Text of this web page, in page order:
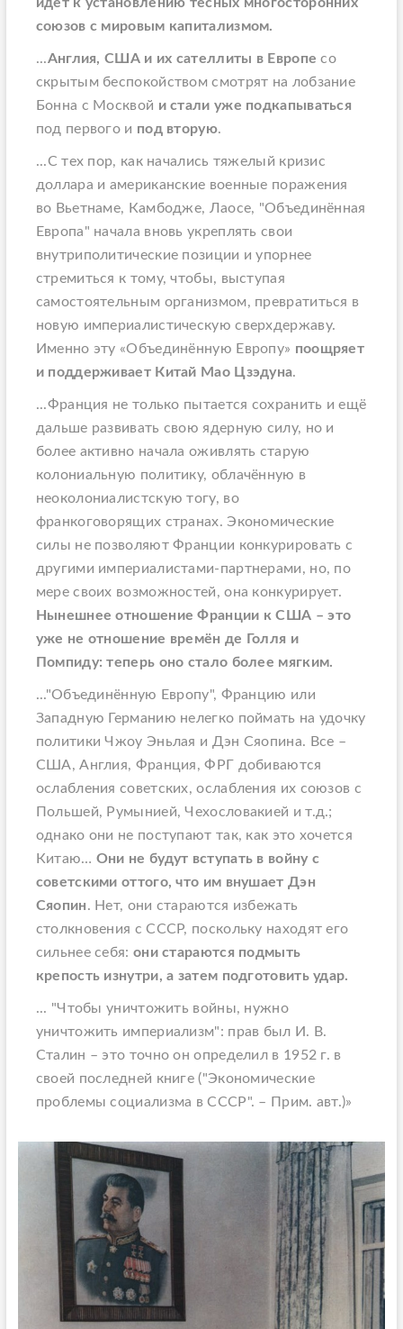
союзов с мировым капитализмом.
...Англия, США и их сателлиты в Европе со
скрытым беспокойством смотрят на лобзание
Бонна с Москвой и стали уже подкапываться
под первого и под вторую.
...С тех пор, как начались тяжелый кризис
доллара и американские военные поражения
во Вьетнаме, Камбодже, Лаосе, "Объединённая
Европа" начала вновь укреплять свои
внутриполитические позиции и упорнее
стремиться к тому, чтобы, выступая
самостоятельным организмом, превратиться в
новую империалистическую сверхдержаву.
Именно эту «Объединённую Европу» поощряет
и поддерживает Китай Мао Цзэдуна.
...Франция не только пытается сохранить и ещё
дальше развивать свою ядерную силу, но и
более активно начала оживлять старую
колониальную политику, облачённую в
неоколониалистскую тогу, во
франкоговорящих странах. Экономические
силы не позволяют Франции конкурировать с
другими империалистами-партнерами, но, по
мере своих возможностей, она конкурирует.
Нынешнее отношение Франции к США – это
уже не отношение времён де Голля и
Помпиду: теперь оно стало более мягким.
..."Объединённую Европу", Францию или
Западную Германию нелегко поймать на удочку
политики Чжоу Эньлая и Дэн Сяопина. Все –
США, Англия, Франция, ФРГ добиваются
ослабления советских, ослабления их союзов с
Польшей, Румынией, Чехословакией и т.д.;
однако они не поступают так, как это хочется
Китаю… Они не будут вступать в войну с
советскими оттого, что им внушает Дэн
Сяопин. Нет, они стараются избежать
столкновения с СССР, поскольку находят его
сильнее себя: они стараются подмыть
крепость изнутри, а затем подготовить удар.
... "Чтобы уничтожить войны, нужно
уничтожить империализм": прав был И. В.
Сталин – это точно он определил в 1952 г. в
своей последней книге ("Экономические
проблемы социализма в СССР". – Прим. авт.)»